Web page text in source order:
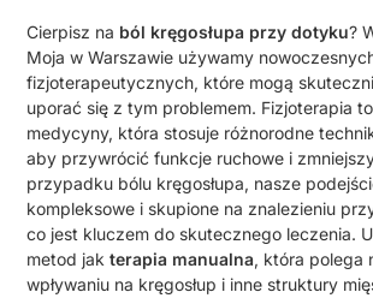
Cierpisz na ból kręgosłupa przy dotyku?
Moja w Warszawie używamy
fizjoterapeutycznych, które mogą
uporać się z tym problemem. Fizjoterapia
medycyny, która stosuje różnorodne
aby przywrócić funkcje ruchowe i
przypadku bólu kręgosłupa, nasze
kompleksowe i skupione na znalezieniu
co jest kluczem do skutecznego leczenia.
metod jakterapia manualna, która polega
wpływaniu na kręgosłup i inne struktury